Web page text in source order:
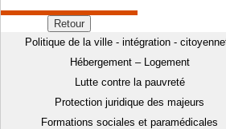
Retour
Politique de la ville - intégration -
Hébergement – Logement
Lutte contre la pauvreté
Protection juridique des majeurs
Formations sociales et paramédicales